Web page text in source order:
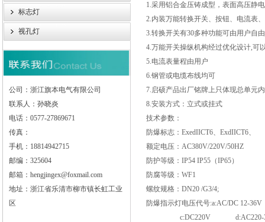
标志灯
视孔灯
公司：浙江旗本电气有限公司
联系人：孙晓炎
电话：0577-27869671
传真：
手机：18814942715
邮编：325604
邮箱：hengjingex@foxmail.com
地址：浙江省乐清市柳市镇长虹工业
区
1.采用铝合金压铸成型，表面高压静
2.内装万能转换开关、按钮、电流表
3.转换开关有30多种功能可由用户自
4.万能开关操纵机构经过优化设计,可
5.电流表量程由用户
6.钢管或电缆布线均可
7.启硕产品出厂铭牌上只体现总单元
8.安装方式：立式或挂式
技术参数：
防爆标志：ExedIICT6、ExdIICT6、
额定电压：AC380V/220V/50HZ
防护等级：IP54 IP55（IP65）
防腐等级：WF1
螺纹规格：DN20 /G3/4;
防爆指示灯电压代号:a:AC/DC 12-
c:DC220V d:AC220-